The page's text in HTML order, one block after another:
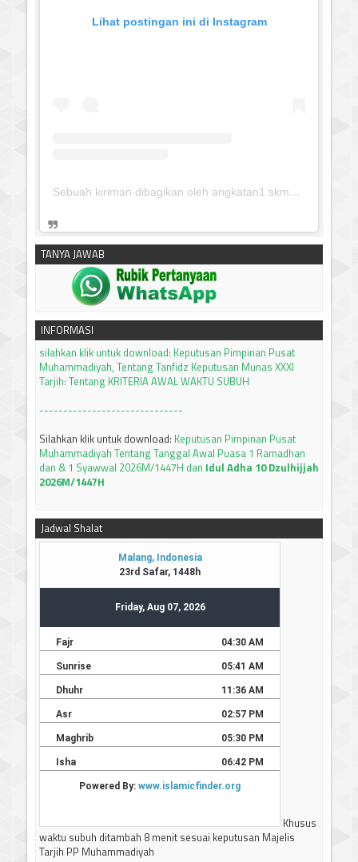
Lihat postingan ini di Instagram
Sebuah kiriman dibagikan oleh angkatan1 skmm 2020 (@albayaanyinfo)
TANYA JAWAB
INFORMASI
silahkan klik untuk download:
Muhammadiyah, Tentang Tanfidz Keputusan Munas XXXI
Tarjih: Tentang KRITERIA AWAL WAKTU SUBUH
------------------------------
Muhammadiyah Tentang Tanggal Awal Puasa 1 Ramadhan
dan & 1 Syawwal 2026M/1447H danIdul Adha 10 Dzulhijjah
2026M/1447H
Tutorial setting tambahan waktu subuh 8 menit dengan
JADWAL IMSAKIYAH BULAN RAMADHAN 1447 H / 2026 M
Silahkan bisa didownload
-----------------------------Terima kasih
Jadwal Shalat
Khusus
waktu subuh ditambah 8 menit sesuai keputusan Majelis
Tarjih PP Muhammadiyah